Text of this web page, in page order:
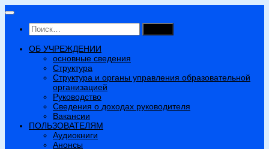
Перейти
содержимому
Найти:
ОБ УЧРЕЖДЕНИИ
основные сведения
Структура
Структура и органы управления образовательной
организацией
Руководство
Сведения о доходах руководителя
Вакансии
ПОЛЬЗОВАТЕЛЯМ
Аудиокниги
Анонсы